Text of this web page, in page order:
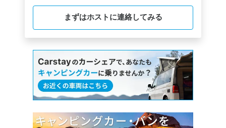
まずはホストに連絡してみる